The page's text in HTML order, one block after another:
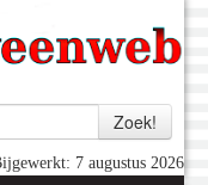
7 augustus 2026